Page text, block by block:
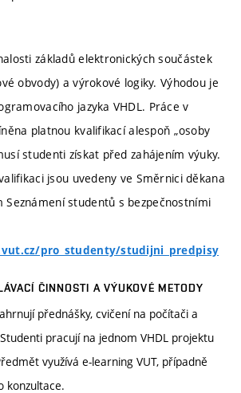
základů elektronických součástek
obvody) a výrokové logiky. Výhodou je
jazyka VHDL. Práce v
platnou kvalifikací alespoň „osoby
studenti získat před zahájením výuky.
jsou uvedeny ve Směrnici děkana
Seznámení studentů s bezpečnostními
pro_studenty/studijni_predpisy
ČINNOSTI A VÝUKOVÉ METODY
přednášky, cvičení na počítači a
pracují na jednom VHDL projektu
využívá e-learning VUT, případně
konzultace.